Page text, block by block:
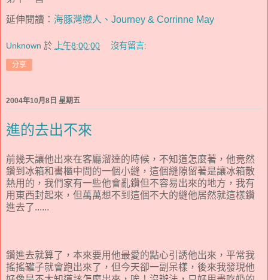
延伸閱讀： 海豚灣戀人、Journey & Corrinne May
Unknown 於 上午8:00:00 沒有留言:
分享
2004年10月8日 星期五
進的去出不來
前幾天讓他出來在客廳溜達的時候，不知道怎麼著，他竟然
鑽到冰箱和書櫃中間的一個小縫，這個縫隙留著是讓冰箱散
熱用的，我們家有一些他會亂鑽但不容易出來的地方，我有
用東西封起來，但萬萬想不到這個不大的縫他居然就這樣鑽
進去了......
鑽進去就算了，本來要用他最愛的點心引誘他出來，平常我
搖搖罐子就會跑出來了，但今天卻一副呆樣，後來我發現他